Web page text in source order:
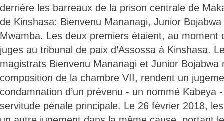
derrière les barreaux de la prison centrale de
de Kinshasa: Bienvenu Mananagi, Junior
Mwamba. Les deux premiers étaient, au moment
juges au tribunal de paix d’Assossa à Kinshasa.
magistrats Bienvenu Mananagi et Junior Bojabwa
composition de la chambre VII, rendent un
condamnation d’un prévenu - un nommé Kabeya
servitude pénale principale. Le 26 février 2018,